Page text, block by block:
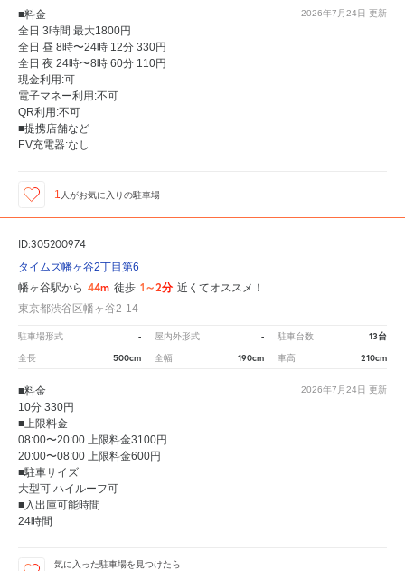
2026年7月24日 更新
■料金
全日 3時間 最大1800円
全日 昼 8時〜24時 12分 330円
全日 夜 24時〜8時 60分 110円
現金利用:可
電子マネー利用:不可
QR利用:不可
■提携店舗など
EV充電器:なし
1 人がお気に入りの駐車場
ID:305200974
タイムズ幡ヶ谷2丁目第6
幡ヶ谷駅から 44m 徒歩 1～2分 近くてオススメ！
東京都渋谷区幡ヶ谷2-14
駐車場形式 - 屋内外形式 - 駐車台数 13台
全長 500cm 全幅 190cm 車高 210cm
2026年7月24日 更新
■料金
10分 330円
■上限料金
08:00〜20:00 上限料金3100円
20:00〜08:00 上限料金600円
■駐車サイズ
大型可 ハイルーフ可
■入出庫可能時間
24時間
気に入った駐車場を見つけたら